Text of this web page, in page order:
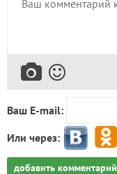
Ваш E-mail:
Или через:
добавить комментарий